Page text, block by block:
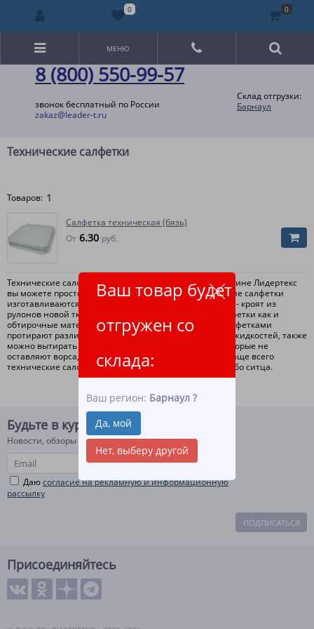
8 (800) 550-99-57
звонок бесплатный по России
zakaz@leader-t.ru
Склад отгрузки:
Барнаул
Ваш товар будет
отгружен со
склада:
Ваш регион: Барнаул ?
Да, мой
Нет, выберу другой
МЕНЮ
Технические салфетки
Товаров: 1
Салфетка техническая (бязь)
От 6.30 руб.
Технические салфетки купить оптом в Интернет-магазине Лидертекс
вы можете просто оформив заказ на сайте. Технические салфетки
изготавливаются в основном из обрезков ткани.. Реже- кроят из
рулонов новой ткани. Применяются технические салфетки как и
обтирочные материалы для уборки. Техническими салфетками
протирают различные поверхности от загрязнений и жидкостей, также
можно вытирать руки. Есть салфетки технические, которые не
оставляют ворса, для производств это очень важно. Чаще всего
технические салфетки хб изготавливаются из бязи либо ситца.
Будьте в курсе!
Новости, обзоры и акции
Даюсогласие на рекламную и информационную
рассылку
ПОДПИСАТЬСЯ
Присоединяйтесь
0 0